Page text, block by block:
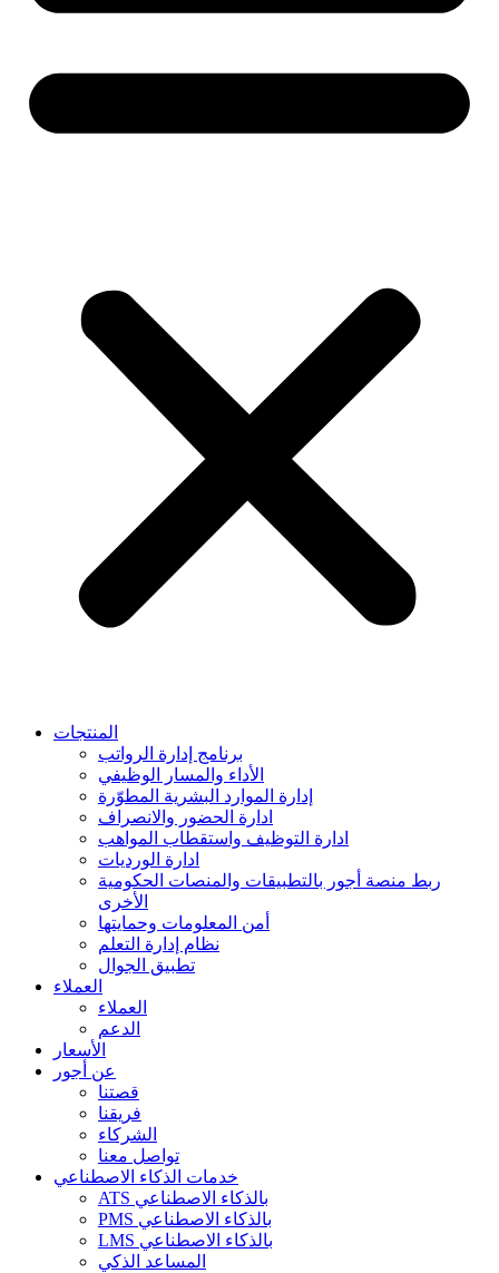
المنتجات
برنامج إدارة الرواتب
الأداء والمسار الوظيفي
إدارة الموارد البشرية المطوّرة
ادارة الحضور والانصراف
ادارة التوظيف واستقطاب المواهب
ادارة الورديات
ربط منصة أجور بالتطبيقات والمنصات الحكومية
الأخرى
أمن المعلومات وحمايتها
نظام إدارة التعلم
تطبيق الجوال
العملاء
العملاء
الدعم
الأسعار
عن أجور
قصتنا
فريقنا
الشركاء
تواصل معنا
خدمات الذكاء الاصطناعي
ATS بالذكاء الاصطناعي
PMS بالذكاء الاصطناعي
LMS بالذكاء الاصطناعي
المساعد الذكي